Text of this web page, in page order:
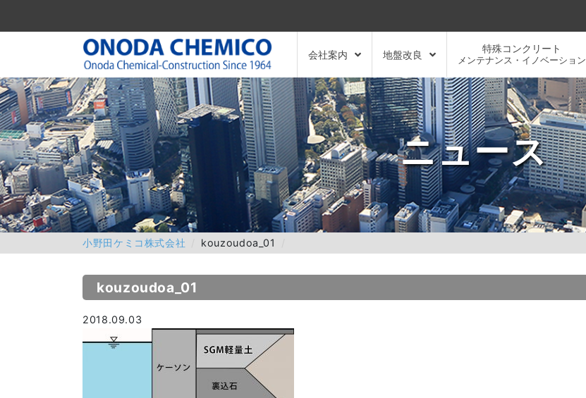
会社案内 地盤改良
特殊コンクリート
メンテナンス・イノベーション
ニュース
小野田ケミコ株式会社 kouzoudoa_01
kouzoudoa_01
2018.09.03